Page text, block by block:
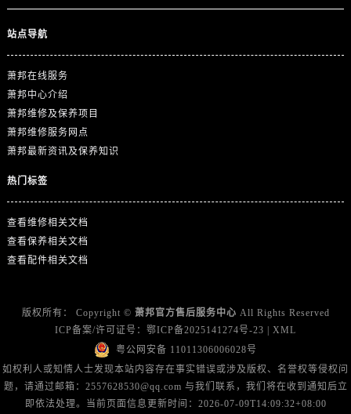
广东省茂名市电白区水东街道迎宾大道萧邦售后服务中心（需提前预约）
广东省韶关市武江区芙蓉新区与老城中心交汇处萧邦售后服务中心（需提前预约）
广东省云浮市云城区金山路萧邦售后服务中心（需提前预约）
广东省湛江市赤坎区观海北路萧邦售后服务中心（需提前预约）
站点导航
萧邦在线服务
萧邦中心介绍
萧邦维修及保养项目
萧邦维修服务网点
萧邦最新资讯及保养知识
热门标签
查看维修相关文档
查看保养相关文档
查看配件相关文档
版权所有： Copyright © 萧邦官方售后服务中心 All Rights Reserved
ICP备案/许可证号： 鄂ICP备2025141274号-23 | XML
粤公网安备 11011306006028号
如权利人或知情人士发现本站内容存在事实错误或涉及版权、名誉权等侵权问
题，请通过邮箱：2557628530@qq.com 与我们联系，我们将在收到通知后立
即依法处理。当前页面信息更新时间：2026-07-09T14:09:32+08:00